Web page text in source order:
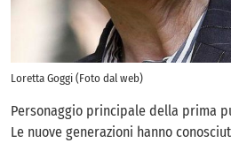
Loretta Goggi (Foto dal web)
Personaggio principale della prima
Le nuove generazioni hanno